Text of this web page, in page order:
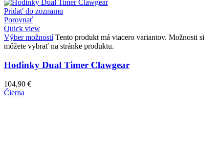
Pridať do zoznamu
Porovnať
Quick view
Výber možností Tento produkt má viacero variantov. Možnosti si
môžete vybrať na stránke produktu.
Hodinky Dual Timer Clawgear
104,90 €
Čierna